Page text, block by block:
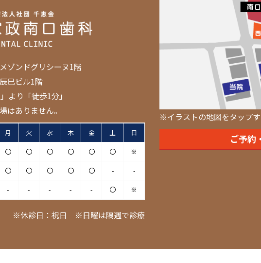
ゾンドグリシーヌ1階
巳ビル1階
より「徒歩1分」
はありません。
月 火 水 木 金 土 日
〇 〇 〇 〇 〇 〇 ※
〇 〇 〇 〇 〇 - -
- - - - - 〇 ※
※休診日：祝日 ※日曜は隔週で診療
※イラストの地図をタップ
ご予約